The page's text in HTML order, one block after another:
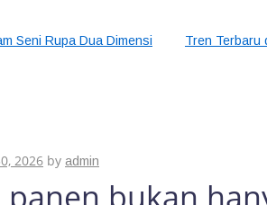
Seni Rupa Dua Dimensi
Tren Terbaru
2026 by admin
panen bukan